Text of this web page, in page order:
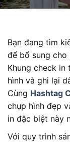
Bạn đang tìm
để bổ sung
Khung check in
hình và ghi lại
Cùng Hashtag
chụp hình đẹp
in đặc biệt này
Với quy trình